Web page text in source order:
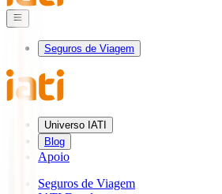
Seguros de Viagem
Universo IATI
Blog
Apoio
Seguros de Viagem